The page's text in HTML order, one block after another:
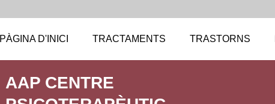
PÀGINA D'INICI TRACTAMENTS TRASTORNS
AAP CENTRE